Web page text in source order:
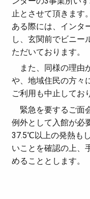
止とさせて頂きます
ある際には、インタ
し、玄関前でビニー
ただいております。
また、同様の理由
や、地域住民の方々
ご利用も中止してお
緊急を要するご面
例外として入館が必
37.5℃以上の発熱も
いことを確認の上、
めることとします。